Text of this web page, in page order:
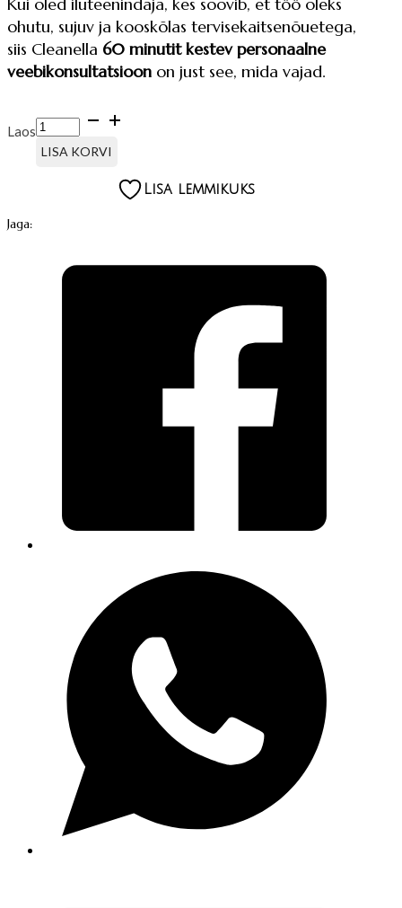
Kui oled iluteenindaja, kes soovib, et töö oleks
ohutu, sujuv ja kooskõlas tervisekaitsenõuetega,
siis Cleanella 60 minutit kestev personaalne
veebikonsultatsioon on just see, mida vajad.
Laos
PERSONAALNE
VEEBIKONSULTATSIOON
kogus
LISA KORVI
Lisa lemmikuks
Jaga: